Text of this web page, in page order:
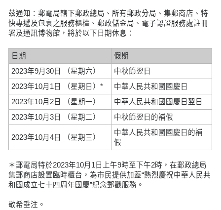
茲通知：郵電局轄下郵政總局、所有郵政分局、集郵商店、特
快專遞及包裹之服務櫃檯、郵政儲金局、電子認證服務處註冊
署及通訊博物館，將於以下日期休息：
日期
假期
2023年9月30日 （星期六）
中秋節翌日
2023年10月1日 （星期日）*
中華人民共和國國慶日
2023年10月2日 （星期一）
中華人民共和國國慶日翌日
2023年10月3日 （星期二）
中秋節翌日的補假
2023年10月4日 （星期三）
中華人民共和國國慶日的補
假
＊郵電局特於2023年10月1日上午9時至下午2時，在郵政總局
集郵商店設置臨時櫃台，為市民提供加蓋“熱烈慶祝中華人民共
和國成立七十四周年國慶”紀念郵戳服務。
敬希垂注。